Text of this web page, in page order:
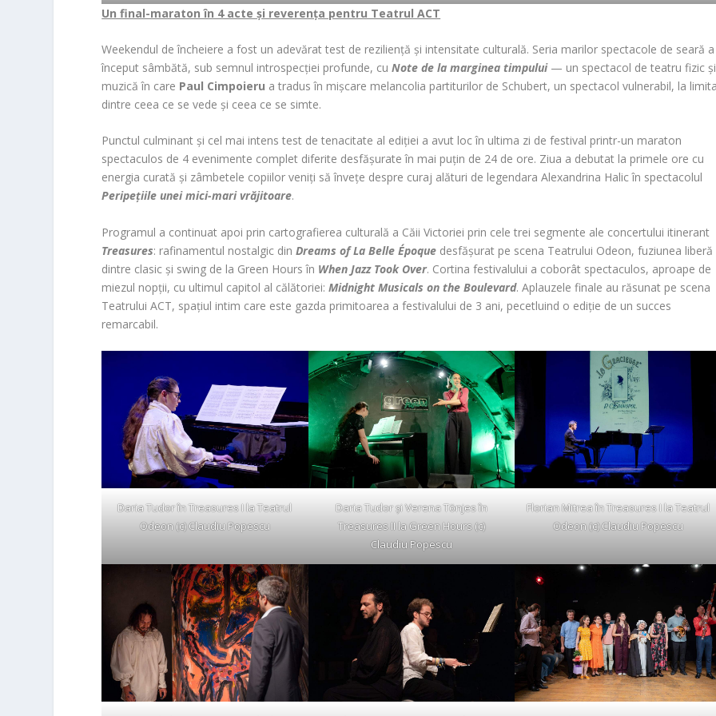
Un final-maraton în 4 acte și reverența pentru Teatrul ACT
Weekendul de încheiere a fost un adevărat test de reziliență și intensitate culturală. Seria marilor spectacole de seară a
început sâmbătă, sub semnul introspecției profunde, cuNote de la marginea timpului— un spectacol de teatru fizic și
muzică în care Paul Cimpoieru a tradus în mișcare melancolia partiturilor de Schubert, un spectacol vulnerabil, la
dintre ceea ce se vede și ceea ce se simte.
Punctul culminant și cel mai intens test de tenacitate al ediției a avut loc în ultima zi de festival printr-un maraton
spectaculos de 4 evenimente complet diferite desfășurate în mai puțin de 24 de ore. Ziua a debutat la primele ore cu
energia curată și zâmbetele copiilor veniți să învețe despre curaj alături de legendara Alexandrina Halic în spectacolul
Peripețiile unei mici-mari vrăjitoare.
Programul a continuat apoi prin cartografierea culturală a Căii Victoriei prin cele trei segmente ale concertului itinerant
Treasures: rafinamentul nostalgic dinDreams of La Belle Époque desfășurat pe scena Teatrului Odeon, fuziunea liberă
dintre clasic și swing de la Green Hours în When Jazz Took Over. Cortina festivalului a coborât spectaculos, aproape de
miezul nopții, cu ultimul capitol al călătoriei:Midnight Musicals on the Boulevard. Aplauzele finale au răsunat pe scena
Teatrului ACT, spațiul intim care este gazda primitoarea a festivalului de 3 ani, pecetluind o ediție de un succes
remarcabil.
Daria Tudor în Treasures I la Teatrul
Odeon (c) Claudiu Popescu
Daria Tudor și Verena Tönjes în
Treasures II la Green Hours (c)
Claudiu Popescu
Florian Mitrea în Treasures I la Teatrul
Odeon (c) Claudiu Popescu